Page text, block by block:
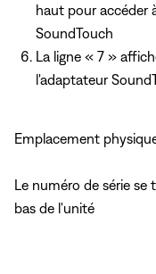
haut pour accéder
SoundTouch
La ligne « 7 »
l'adaptateur
Emplacement
Le numéro de série
bas de l'unité